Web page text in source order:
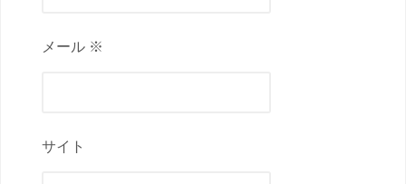
メール ※
サイト